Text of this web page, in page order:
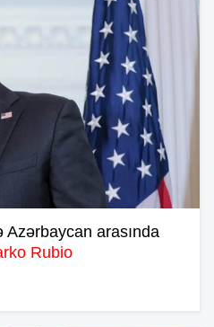
Azərbaycan arasında
Rubio